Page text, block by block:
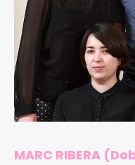
MARC RIBERA